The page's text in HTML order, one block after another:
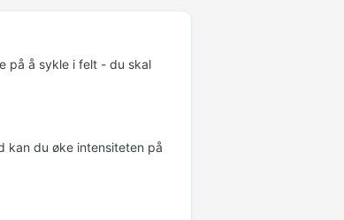
på å sykle i felt - du skal
kan du øke intensiteten på